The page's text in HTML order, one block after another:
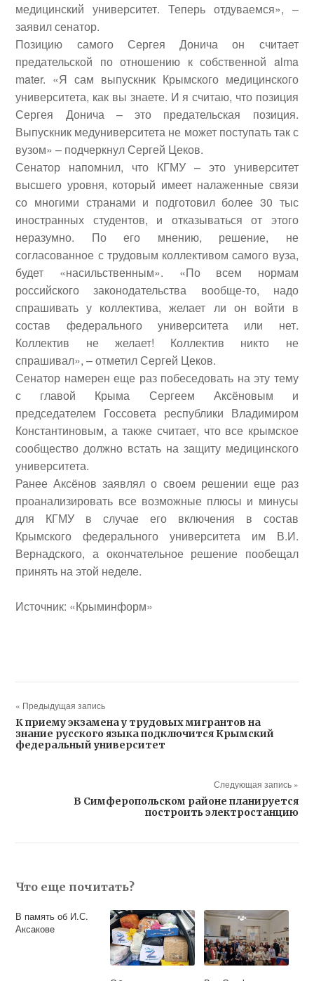
медицинский университет. Теперь отдуваемся», –
заявил сенатор.
Позицию самого СергеяДонича он считает
предательской по отношению к собственной alma
mater. «Я сам выпускник Крымского медицинского
университета, как вы знаете. И я считаю, что позиция
Сергея Донича – это предательская позиция.
Выпускник медуниверситета не может поступать так с
вузом» – подчеркнулСергей Цеков.
Сенатор напомнил, что КГМУ – это университет
высшего уровня, который имеет налаженные связи
со многими странами и подготовил более 30 тыс
иностранных студентов, и отказываться от этого
неразумно. По его мнению, решение, не
согласованное с трудовым коллективом самого вуза,
будет «насильственным». «По всем нормам
российского законодательства вообще-то, надо
спрашивать у коллектива, желает ли он войти в
состав федерального университета или нет.
Коллектив не желает! Коллектив никто не
спрашивал», – отметилСергей Цеков.
Сенатор намерен еще раз побеседовать на эту тему
с главой Крыма Сергеем Аксёновым и
председателем Госсовета республики Владимиром
Константиновым, а также считает, что все крымское
сообщество должно встать на защиту медицинского
университета.
Ранее Аксёнов заявлял о своем решении еще раз
проанализировать все возможные плюсы и минусы
для КГМУ в случае его включения в состав
Крымского федерального университета им В.И.
Вернадского, а окончательное решение пообещал
принять на этой неделе.
Источник: «Крыминформ»
« Предыдущая запись
К приему экзамена у трудовых мигрантов на
знание русского языка подключится Крымский
федеральный университет
Следующая запись »
В Симферопольском районе планируется
построить электростанцию
Что еще почитать?
В память об И.С.
Аксакове